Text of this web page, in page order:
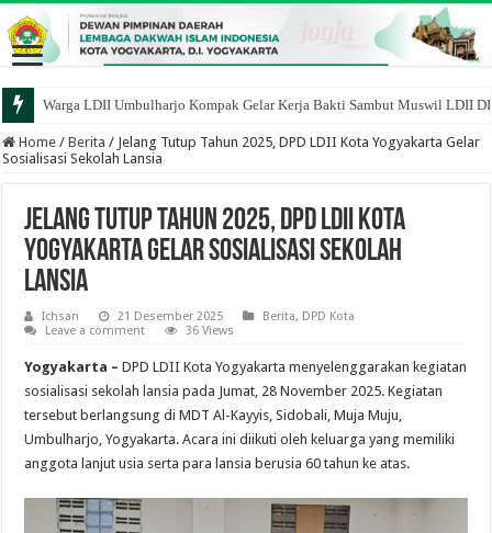
Warga LDII Umbulharjo Kompak Gelar Kerja Bakti Sambut Muswil LDII
Home / Berita / Jelang Tutup Tahun 2025, DPD LDII Kota Yogyakarta Gelar
Sosialisasi Sekolah Lansia
Jelang Tutup Tahun 2025, DPD LDII Kota
Yogyakarta Gelar Sosialisasi Sekolah
Lansia
Ichsan 21 Desember 2025 Berita, DPD Kota
Leave a comment
36 Views
Yogyakarta – DPD LDII Kota Yogyakarta menyelenggarakan kegiatan
sosialisasi sekolah lansia pada Jumat, 28 November 2025. Kegiatan
tersebut berlangsung di MDT Al-Kayyis, Sidobali, Muja Muju,
Umbulharjo, Yogyakarta. Acara ini diikuti oleh keluarga yang memiliki
anggota lanjut usia serta para lansia berusia 60 tahun ke atas.